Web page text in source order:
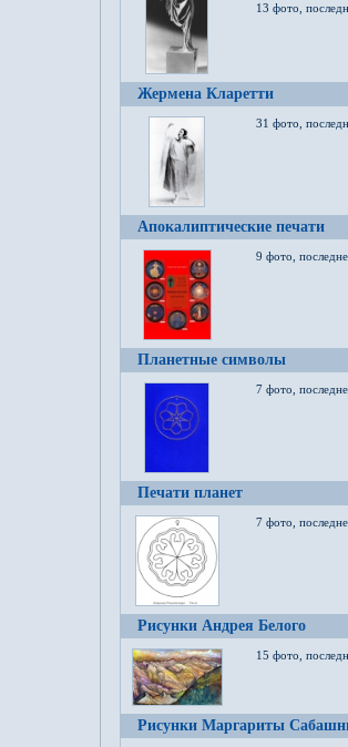
13 фото,
Жермена Кларетти
31 фото,
Апокалиптические печати
9 фото,
Планетные символы
7 фото,
Печати планет
7 фото,
Рисунки Андрея Белого
15 фото,
Рисунки Маргариты